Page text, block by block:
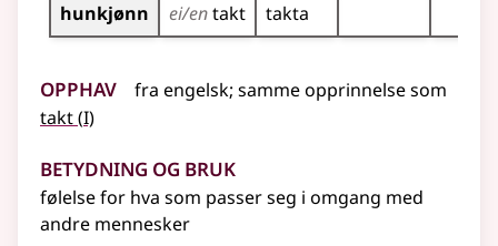
hunkjønn
ei/entakt takta
Opphav fra engelsk; samme opprinnelse som
takt(1
I)
Betydning og bruk
følelse for hva som passer seg i omgang med
andre mennesker